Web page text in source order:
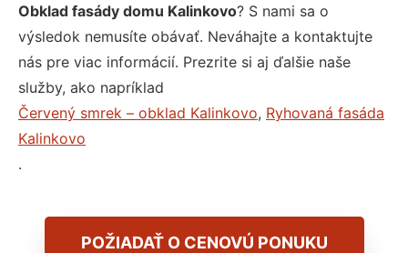
Obklad fasády domu Kalinkovo? S nami sa o
výsledok nemusíte obávať. Neváhajte a kontaktujte
nás pre viac informácií. Prezrite si aj ďalšie naše
služby, ako napríklad
Červený smrek – obklad Kalinkovo, Ryhovaná fasáda
Kalinkovo
.
POŽIADAŤ O CENOVÚ PONUKU